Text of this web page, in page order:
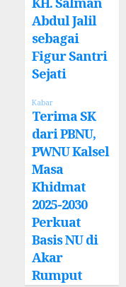
Abdul Jalil
sebagai
Figur Santri
Sejati
Kabar
Terima SK
dari PBNU,
PWNU Kalsel
Masa
Khidmat
2025-2030
Perkuat
Basis NU di
Akar
Rumput